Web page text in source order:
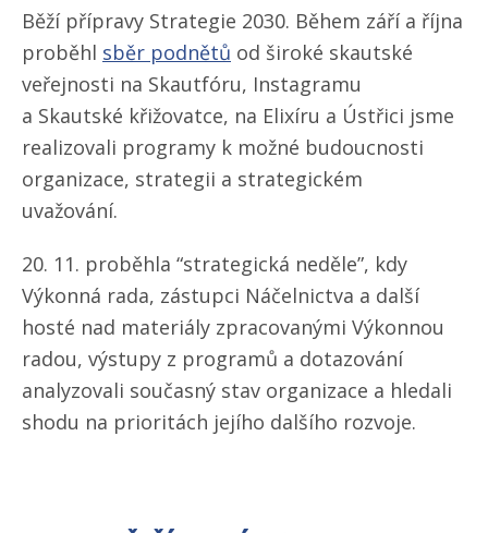
Běží přípravy Strategie 2030. Během září a října
proběhl sběr podnětů od široké skautské
veřejnosti na Skautfóru, Instagramu
a Skautské křižovatce, na Elixíru a Ústřici jsme
realizovali programy k možné budoucnosti
organizace, strategii a strategickém
uvažování.
20. 11. proběhla “strategická neděle”, kdy
Výkonná rada, zástupci Náčelnictva a další
hosté nad materiály zpracovanými Výkonnou
radou, výstupy z programů a dotazování
analyzovali současný stav organizace a hledali
shodu na prioritách jejího dalšího rozvoje.